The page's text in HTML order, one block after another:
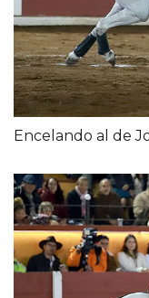
Encelando al de